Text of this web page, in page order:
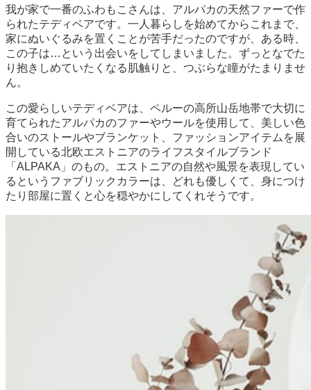
我が家で一番のふわもこさんは、アルパカの天然ファーで作
られたテディベアです。一人暮らしを始めてからこれまで、
家にぬいぐるみを置くことが苦手だったのですが、ある時、
この子は…という出会いをしてしまいました。ずっとなでた
り抱きしめていたくなる肌触りと、つぶらな瞳がたまりませ
ん。
この愛らしいテディベアは、ペルーの高所山岳地帯で大切に
育てられたアルパカのファーやウールを使用して、美しい色
合いのストールやブランケット、ファッションアイテムを展
開している北欧エストニアのライフスタイルブランド
「ALPAKA」のもの。エストニアの自然や風景を表現してい
るというファブリックカラーは、どれも優しくて、身につけ
たり部屋に置くと心を穏やかにしてくれそうです。